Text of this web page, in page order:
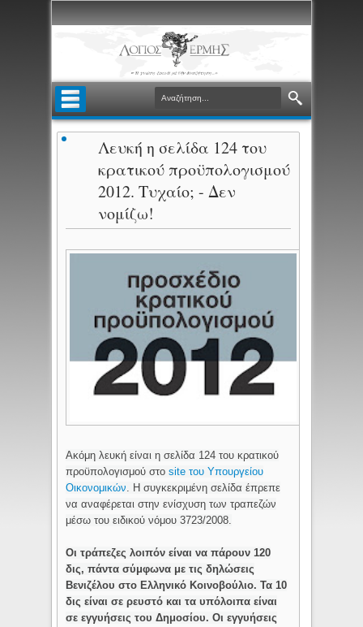
Λευκή η σελίδα 124 του
κρατικού προϋπολογισμού
2012. Τυχαίο; - Δεν
νομίζω!
Ακόμη λευκή είναι η σελίδα 124 του κρατικού
προϋπολογισμού στοsite του Υπουργείου
Οικονομικών. Η συγκεκριμένη σελίδα έπρεπε
να αναφέρεται στην ενίσχυση των τραπεζών
μέσω του ειδικού νόμου 3723/2008.
Οι τράπεζες λοιπόν είναι να πάρουν 120
δις, πάντα σύμφωνα με τις δηλώσεις
Βενιζέλου στο Ελληνικό Κοινοβούλιο. Τα 10
δις είναι σε ρευστό και τα υπόλοιπα είναι
σε εγγυήσεις του Δημοσίου.Οι εγγυήσεις